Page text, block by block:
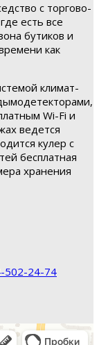
с торгово-
есть все
бутиков и
как
климат-
Wi-Fi и
ведется
кулер с
бесплатная
хранения
502-24-74